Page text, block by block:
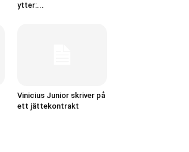
ytter:...
Vinicius Junior skriver på
ett jättekontrakt